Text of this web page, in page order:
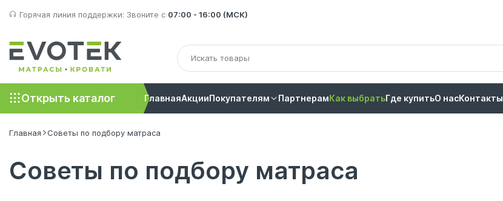
Горячая линия поддержки: Звоните с 07:00 - 16:00 (МСК)
Открыть каталог ГлавнаяАкцииПокупателям ПартнерамКак выбратьГде купитьО насКонтакты
Главная Советы по подбору матраса
Советы по подбору матраса